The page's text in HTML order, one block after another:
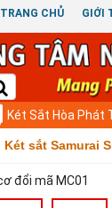
TRANG CHỦ GIỚI
Két Sắt Hòa Phát
Két sắt Samurai